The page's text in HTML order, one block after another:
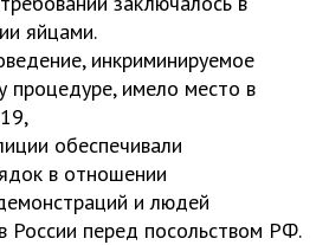
яйцами.
инкриминируемое
имело место в
обеспечивали
в отношении
и людей
России перед посольством РФ.